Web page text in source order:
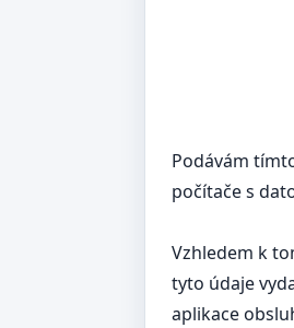
Podávám
počítače s
Vzhledem k
tyto údaje
aplikace